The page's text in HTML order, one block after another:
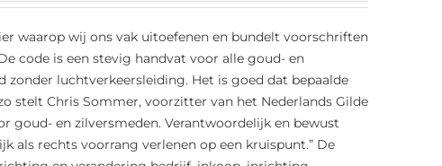
waarop wij ons vak uitoefenen en bundelt voorschriften
code is een stevig handvat voor alle goud- en
zonder luchtverkeersleiding. Het is goed dat bepaalde
stelt Chris Sommer, voorzitter van het Nederlands Gilde
goud- en zilversmeden. Verantwoordelijk en bewust
als rechts voorrang verlenen op een kruispunt.” De